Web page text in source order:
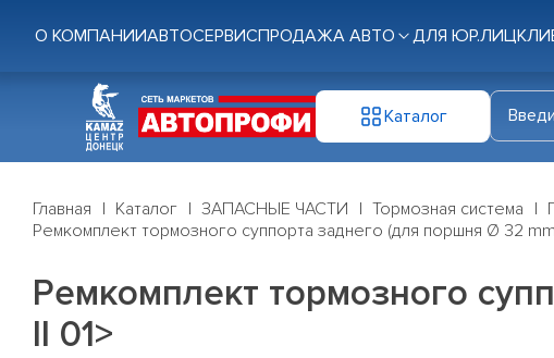
О КОМПАНИИАВТОСЕРВИСПРОДАЖА АВТО ДЛЯ ЮР.ЛИЦ
Каталог
Главная Каталог ЗАПАСНЫЕ ЧАСТИ Тормозная система
Ремкомплект тормозного суппорта заднего (для поршня Ø 32
Ремкомплект тормозного
II 01>